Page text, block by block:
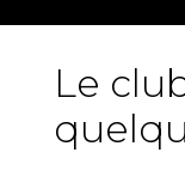
Le